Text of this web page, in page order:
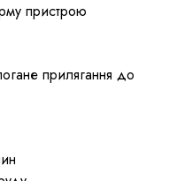
пристрою
прилягання до